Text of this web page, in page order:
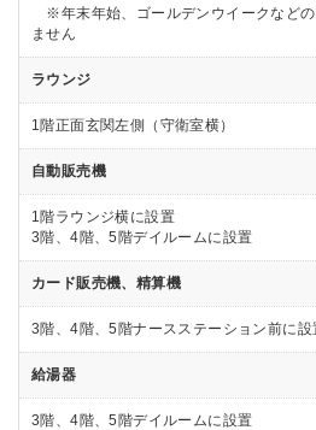
※年末年始、ゴールデンウイークなどの
ません
ラウンジ
1階正面玄関左側（守衛室横）
自動販売機
1階ラウンジ横に設置
3階、4階、5階デイルームに設置
カード販売機、精算機
3階、4階、5階ナースステーション前に設
給湯器
3階、4階、5階デイルームに設置